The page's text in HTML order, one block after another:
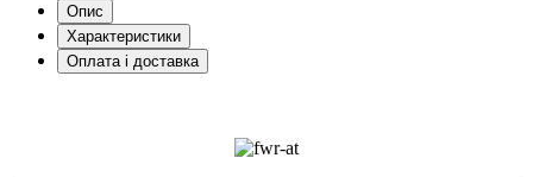
Опис
Характеристики
Оплата і доставка